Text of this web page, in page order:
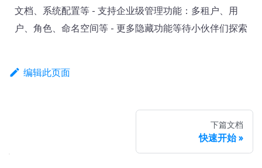
文档、系统配置等 - 支持企业级管理功能：多租户、用
户、角色、命名空间等 - 更多隐藏功能等待小伙伴们探索
编辑此页面
下篇文档
快速开始